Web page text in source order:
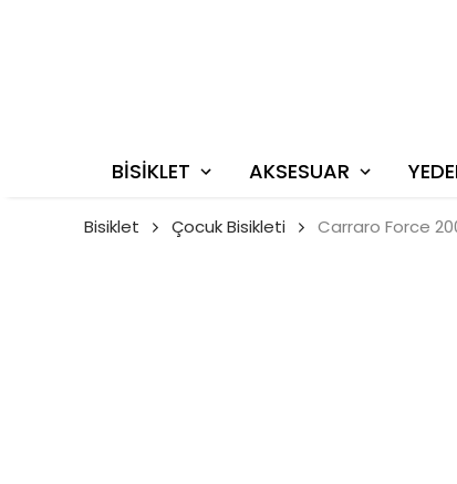
BİSİKLET AKSESUAR
Bisiklet Çocuk Bisikleti Carraro Force